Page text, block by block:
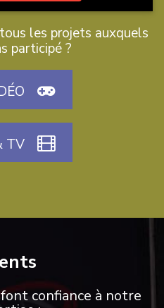
les projets auxquels
participé ?
TV
confiance à notre